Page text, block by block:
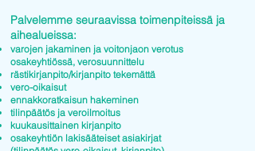
Palvelemme seuraavissa toimenpiteissä ja
aihealueissa:
varojen jakaminen ja voitonjaon verotus
osakeyhtiössä, verosuunnittelu
rästikirjanpito/kirjanpito tekemättä
vero-oikaisut
ennakkoratkaisun hakeminen
tilinpäätös ja veroilmoitus
kuukausittainen kirjanpito
osakeyhtiön lakisääteiset asiakirjat